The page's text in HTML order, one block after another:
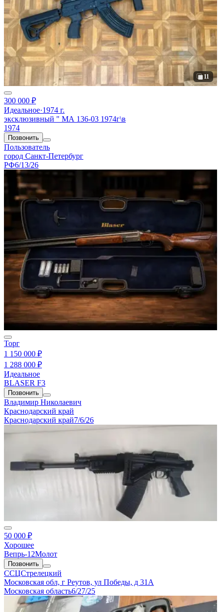
11
300 000 ₽
Идеальное·1974 г.
эксклюзивный " МА 136-03 1974г\в
1974
Позвонить
Пользователь
город Санкт-Петербург
РФ6/13/26
Торг
1 150 000 ₽
1 288 000 ₽
Идеальное
BLASER F3
Позвонить
Владимир Николаевич
Краснодарский край
Краснодарский край7/6/26
50 000 ₽
Хорошее
Вепрь-12Молот
Позвонить
ССЦСтрелецкий
Московская обл, г Реутов, ул Победы, д 31А
Московская область6/27/25